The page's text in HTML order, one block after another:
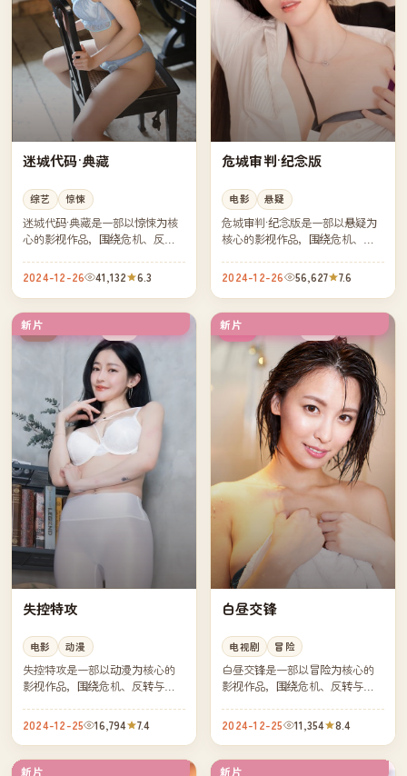
迷城代码·典藏
综艺 惊悚
迷城代码·典藏是一部以惊悚为核
心的影视作品，围绕危机、反转
凑，值得推荐观看。
2024-12-26 41,132 6.3
危城审判·纪念版
电影 悬疑
危城审判·纪念版是一部以悬疑为
核心的影视作品，围绕危机、反
凑，值得推荐观看。
2024-12-26 56,627 7.6
新片
中国
失控特攻
电影 动漫
失控特攻是一部以动漫为核心的
影视作品，围绕危机、反转与人
得推荐观看。
2024-12-25 16,794 7.4
新片
韩国
白昼交锋
电视剧 冒险
白昼交锋是一部以冒险为核心的
影视作品，围绕危机、反转与人
得推荐观看。
2024-12-25 11,354 8.4
新片 新片